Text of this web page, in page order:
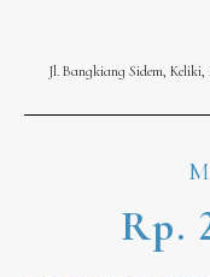
Jl. Bangkiang Sidem,
Rp.